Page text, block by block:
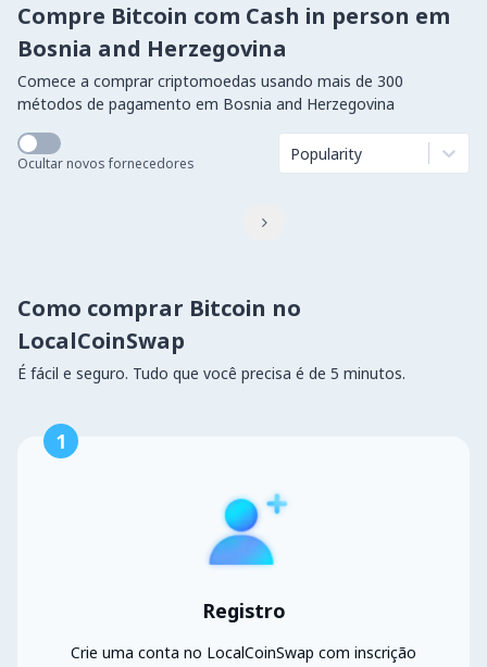
Compre Bitcoin com Cash in person em
Bosnia and Herzegovina
Comece a comprar criptomoedas usando mais de 300
métodos de pagamento em Bosnia and Herzegovina
Ocultar novos fornecedores Popularity

Como comprar Bitcoin no
LocalCoinSwap
É fácil e seguro. Tudo que você precisa é de 5 minutos.
1
Registro
Crie uma conta no LocalCoinSwap com inscrição